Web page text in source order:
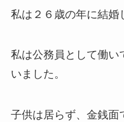
私は２６歳の年に結婚
私は公務員として働い
いました。
子供は居らず、金銭面